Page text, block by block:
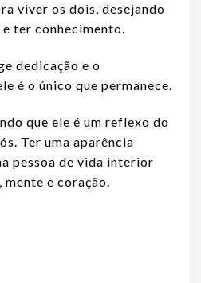
viver os dois, desejando
ter conhecimento.
dedicação e o
é o único que permanece.
que ele é um reflexo do
Ter uma aparência
pessoa de vida interior
mente e coração.